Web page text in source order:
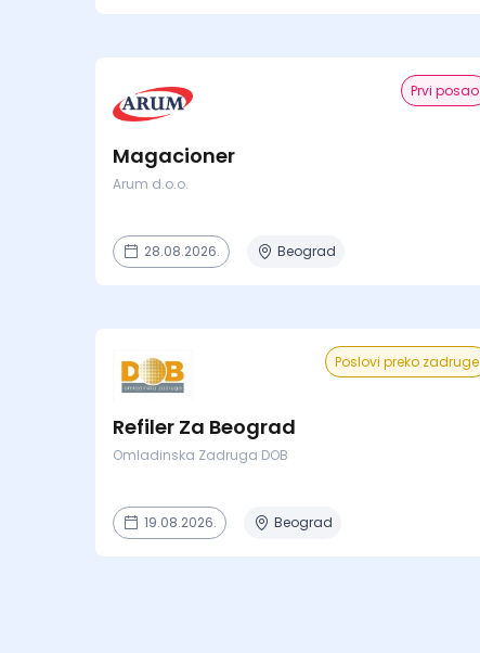
Prvi posao
Magacioner
Arum d.o.o.
28.08.2026. Beograd
Poslovi preko zadruge
Refiler Za Beograd
Omladinska Zadruga DOB
19.08.2026. Beograd